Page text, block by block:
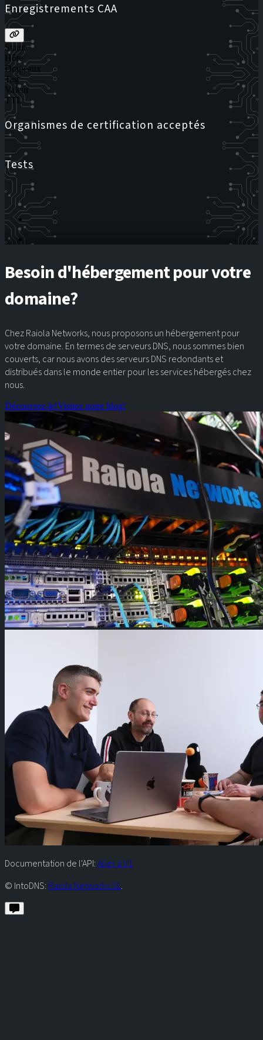
Enregistrements CAA
Statut
Hôte
Drapeaux
Tag
Valeur
TTL
Organismes de certification acceptés
Tests
Besoin d'hébergement pour votre
domaine?
Chez Raiola Networks, nous proposons un hébergement pour
votre domaine. En termes de serveurs DNS, nous sommes bien
couverts, car nous avons des serveurs DNS redondants et
distribués dans le monde entier pour les services hébergés chez
nous.
Découvrez-le!Visitez notre blog!
Documentation de l'API:Aller à V1
© IntoDNS: Raiola Networks SL.